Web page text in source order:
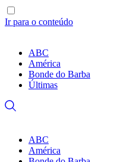
Ir para o conteúdo
ABC
América
Bonde do Barba
Últimas
ABC
América